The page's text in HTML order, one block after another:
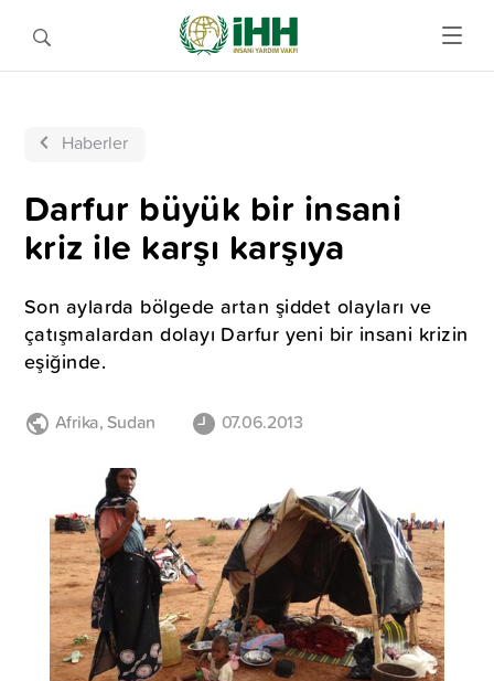
Haberler
Darfur büyük bir insani
kriz ile karşı karşıya
Son aylarda bölgede artan şiddet olayları ve
çatışmalardan dolayı Darfur yeni bir insani krizin
eşiğinde.
Afrika, Sudan 07.06.2013